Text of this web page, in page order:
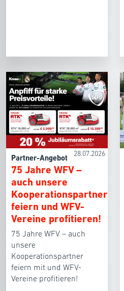
28.07.2026
Partner-Angebot
75 Jahre WFV –
auch unsere
Kooperationspartner
feiern und WFV-
Vereine profitieren!
75 Jahre WFV – auch
unsere
Kooperationspartner
feiern mit und WFV-
Vereine profitieren!